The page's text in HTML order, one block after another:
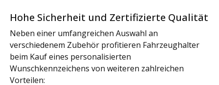
Hohe Sicherheit und Zertifizierte Qualität
Neben einer umfangreichen Auswahl an
verschiedenem Zubehör profitieren Fahrzeughalter
beim Kauf eines personalisierten
Wunschkennzeichens von weiteren zahlreichen
Vorteilen: